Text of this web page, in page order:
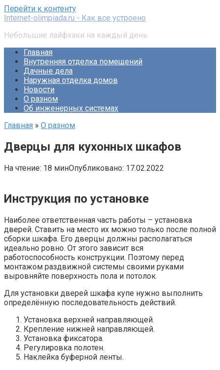
Перейти к контенту
Internet-olimpiada.ru - Как все устроено
Небольшие лайфхаки на каждый день
Главная
Внутренняя отделка помещений
Дачные дела
Наружная отделка домов
Новости
О разном
Об инженерных системах
Главная » О разном
Дверцы для кухонных шкафов
На чтение: 18 минОпубликовано: 17.02.2022
Инструкция по установке
Наиболее ответственная часть работы – установка
дверей. Ставить на место их можно только после полной
сборки шкафа. Его дверцы должны располагаться
идеально ровно. От этого зависит вся
работоспособность конструкции. Поэтому перед
монтажом раздвижной системы своими руками
выровняйте поверхность пола и потолок.
Для установки дверей шкафа купе нужно выполнить
определённую последовательность действий.
Установка верхней направляющей.
Крепление нижней направляющей.
Установка фиксатора.
Регулировка полотен.
Наклейка буферной ленты.